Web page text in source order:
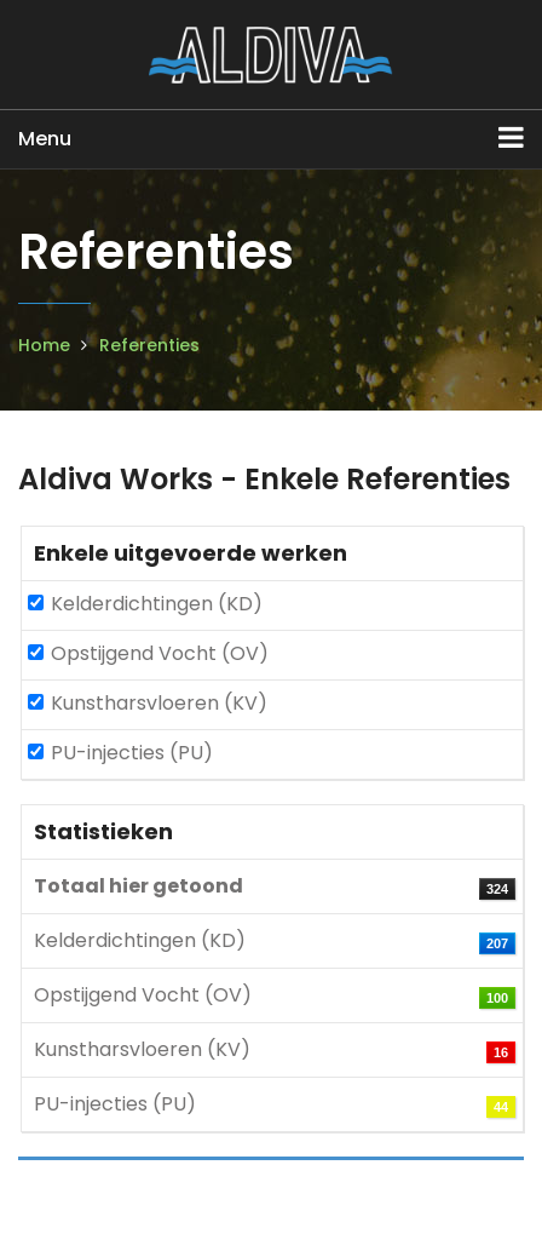
Menu
Referenties
Home Referenties
Aldiva Works - Enkele Referenties
Enkele uitgevoerde werken
Kelderdichtingen (KD)
Opstijgend Vocht (OV)
Kunstharsvloeren (KV)
PU-injecties (PU)
Statistieken
Totaal hier getoond 324
Kelderdichtingen (KD) 207
Opstijgend Vocht (OV) 100
Kunstharsvloeren (KV) 16
PU-injecties (PU) 44